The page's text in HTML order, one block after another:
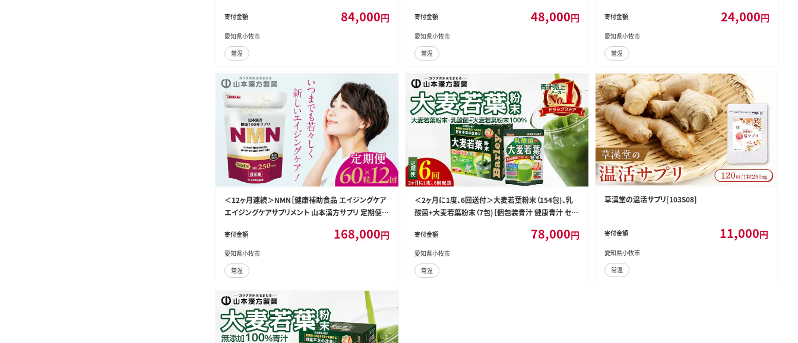
寄付金額 84,000円
愛知県小牧市
常温
汁定期便 人気定期便］[027Y31-T]
寄付金額 48,000円
愛知県小牧市
常温
汁定期便 人気定期便］[027Y30-T]
寄付金額 24,000円
愛知県小牧市
常温
＜12ヶ月連続＞NMN［健康補助食品 エイジングケア
エイジングケアサプリメント 山本漢方サプリ 定期便サ
寄付金額 168,000円
愛知県小牧市
常温
＜2ヶ月に1度、6回送付＞大麦若葉粉末（154包)、乳
酸菌+大麦若葉粉末（7包)［個包装青汁 健康青汁 セッ
青汁 人気青汁 青汁定期便 人気定期便］[027Y41-T]
寄付金額 78,000円
愛知県小牧市
常温
草漢堂の温活サプリ[103S08]
寄付金額 11,000円
愛知県小牧市
常温